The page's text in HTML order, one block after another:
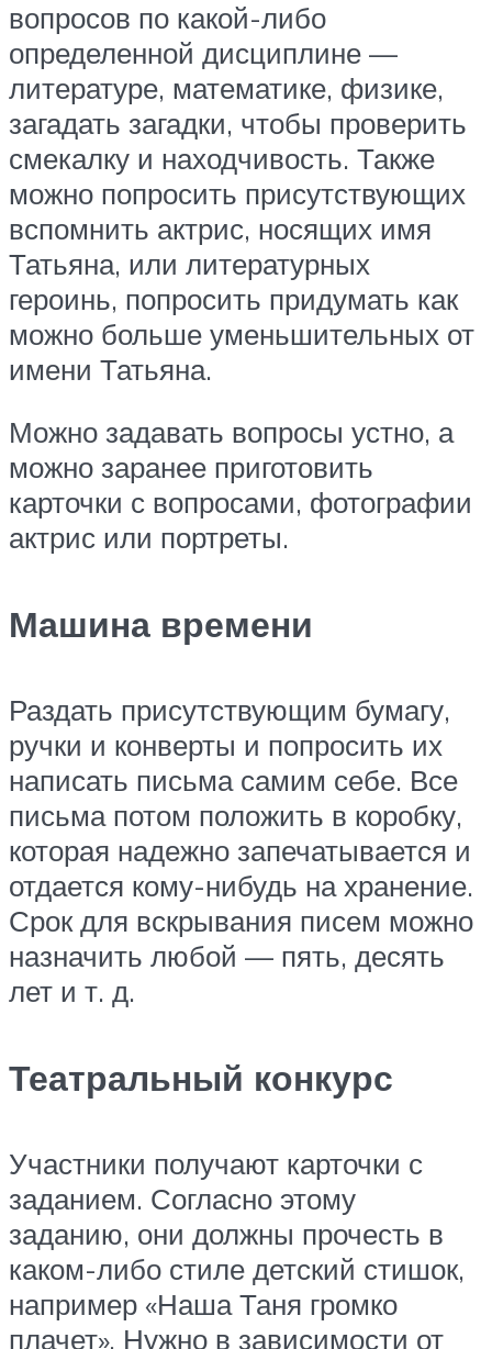
вопросов по какой-либо
определенной дисциплине —
литературе, математике, физике,
загадать загадки, чтобы проверить
смекалку и находчивость. Также
можно попросить присутствующих
вспомнить актрис, носящих имя
Татьяна, или литературных
героинь, попросить придумать как
можно больше уменьшительных от
имени Татьяна.
Можно задавать вопросы устно, а
можно заранее приготовить
карточки с вопросами, фотографии
актрис или портреты.
Машина времени
Раздать присутствующим бумагу,
ручки и конверты и попросить их
написать письма самим себе. Все
письма потом положить в коробку,
которая надежно запечатывается и
отдается кому-нибудь на хранение.
Срок для вскрывания писем можно
назначить любой — пять, десять
лет и т. д.
Театральный конкурс
Участники получают карточки с
заданием. Согласно этому
заданию, они должны прочесть в
каком-либо стиле детский стишок,
например «Наша Таня громко
плачет». Нужно в зависимости от